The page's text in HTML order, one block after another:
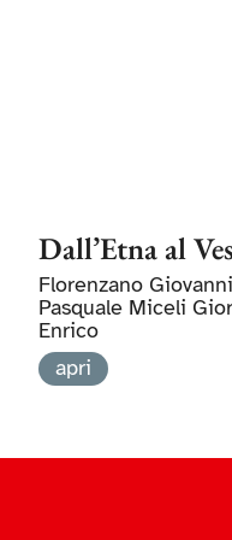
Dall’Etna al
Florenzano
Pasquale Miceli
Enrico
apri